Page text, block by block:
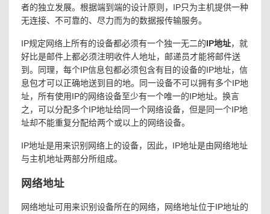
者的独立发展。根据端到端的设计原则，IP只为主机提供一种
无连接、不可靠的、尽力而为的数据报传输服务。
IP规定网络上所有的设备都必须有一个独一无二的IP地址，就
好比是邮件上都必须注明收件人地址，邮递员才能将邮件送
到。同理，每个IP信息包都必须包含有目的设备的IP地址，信
息包才可以正确地送到目的地。同一设备不可以拥有多个IP地
址，所有使用IP的网络设备至少有一个唯一的IP地址。换言
之，可以分配多个IP地址给同一个网络设备，但是同一个IP地
址却不能重复分配给两个或以上的网络设备。
IP地址是用来识别网络上的设备，因此，IP地址是由网络地址
与主机地址两部分所组成。
网络地址
网络地址可用来识别设备所在的网络，网络地址位于IP地址的